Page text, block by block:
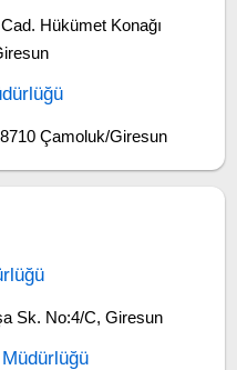
Hükümet Konağı
Çamoluk/Giresun
Sk. No:4/C, Giresun